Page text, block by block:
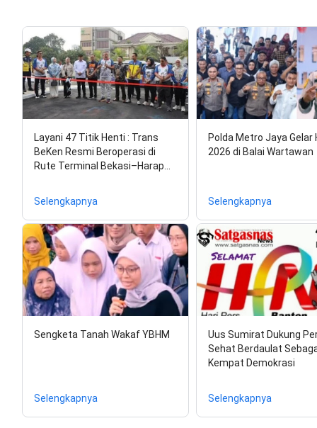
Layani 47 Titik Henti : Trans
BeKen Resmi Beroperasi di
Rute Terminal Bekasi–Harap…
Selengkapnya
Polda Metro Jaya Gelar
2026 di Balai Wartawan
Selengkapnya
Sengketa Tanah Wakaf YBHM
Selengkapnya
Uus Sumirat Dukung
Sehat Berdaulat
Kempat Demokrasi
Selengkapnya